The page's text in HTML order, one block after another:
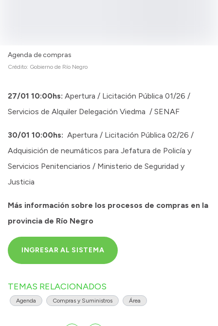
Agenda de compras
Crédito: Gobierno de Río Negro
27/01 10:00hs: Apertura / Licitación Pública 01/26 /
Servicios de Alquiler Delegación Viedma / SENAF
30/01 10:00hs: Apertura / Licitación Pública 02/26 /
Adquisición de neumáticos para Jefatura de Policía y
Servicios Penitenciarios / Ministerio de Seguridad y
Justicia
Más información sobre los procesos de compras en la
provincia de Río Negro
INGRESAR AL SISTEMA
TEMAS RELACIONADOS
Agenda Compras y Suministros Área